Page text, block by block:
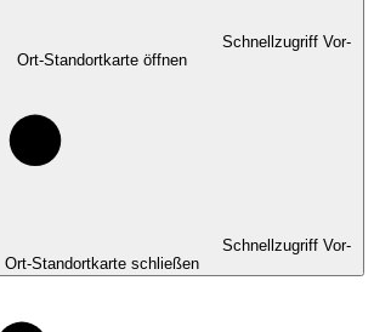
Schnellzugriff Vor-
Ort-Standortkarte öffnen
Schnellzugriff Vor-
Ort-Standortkarte schließen